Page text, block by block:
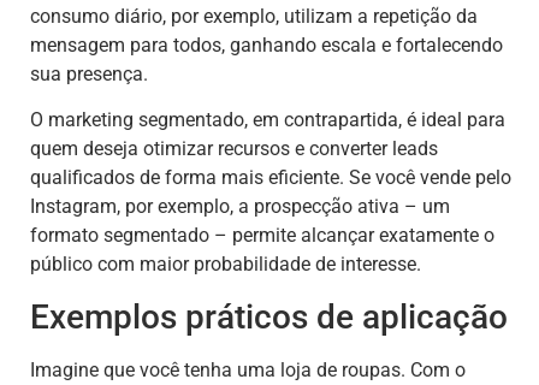
consumo diário, por exemplo, utilizam a repetição da
mensagem para todos, ganhando escala e fortalecendo
sua presença.
O marketing segmentado, em contrapartida, é ideal para
quem deseja otimizar recursos e converter leads
qualificados de forma mais eficiente. Se você vende pelo
Instagram, por exemplo, a prospecção ativa – um
formato segmentado – permite alcançar exatamente o
público com maior probabilidade de interesse.
Exemplos práticos de aplicação
Imagine que você tenha uma loja de roupas. Com o